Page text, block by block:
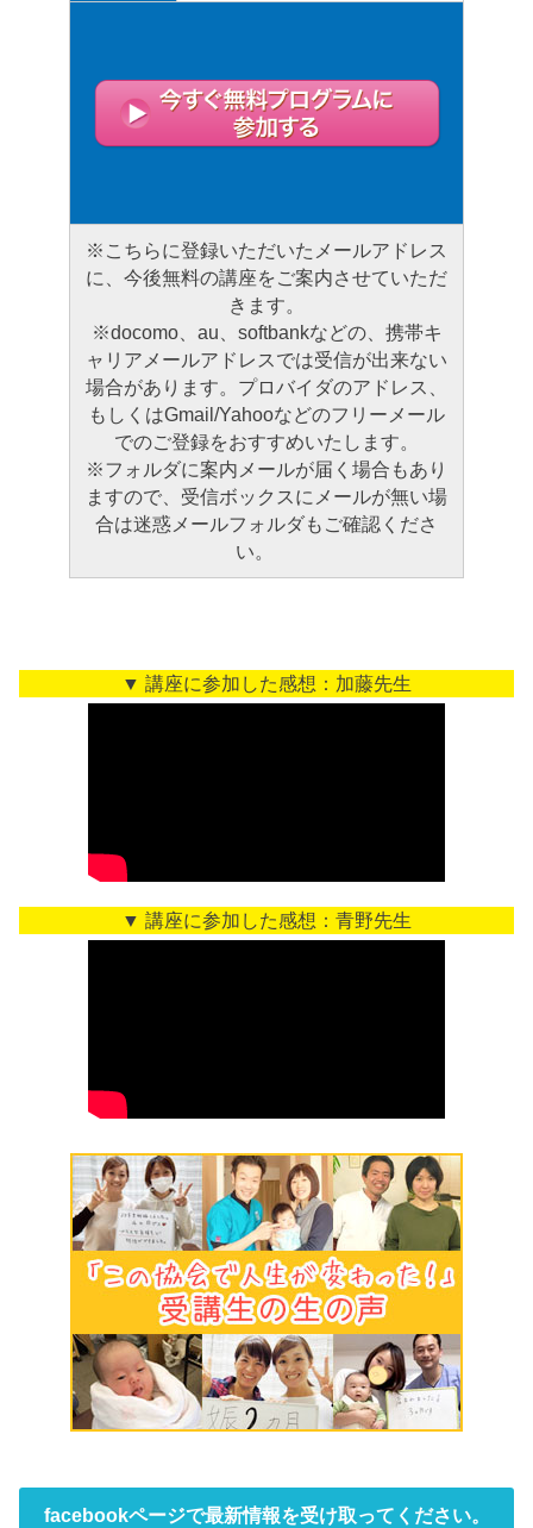
※こちらに登録いただいたメールアドレス
に、今後無料の講座をご案内させていただ
きます。
※docomo、au、softbankなどの、携帯キ
ャリアメールアドレスでは受信が出来ない
場合があります。プロバイダのアドレス、
もしくはGmail/Yahooなどのフリーメール
でのご登録をおすすめいたします。
※フォルダに案内メールが届く場合もあり
ますので、受信ボックスにメールが無い場
合は迷惑メールフォルダもご確認くださ
い。
▼ 講座に参加した感想：加藤先生
▼ 講座に参加した感想：青野先生
facebookページで最新情報を受け取ってください。